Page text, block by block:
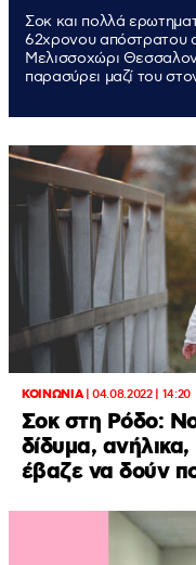
Σοκ και πολλά
62χρονου απόστρατου
Μελισσοχώρι
παρασύρει μαζί του
ΚΟΙΝΩΝΙΑ|04.08.2022 | 14:20
Σοκ στη Ρόδο:
δίδυμα,
έβαζε να δούν